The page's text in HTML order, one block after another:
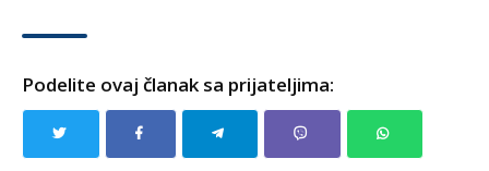
Podelite ovaj članak sa prijateljima: